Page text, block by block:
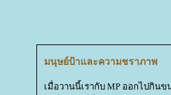
มนุษย์ป้าและความชราภาพ
เมื่อวานนี้เรากับ MP ออกไปกิน